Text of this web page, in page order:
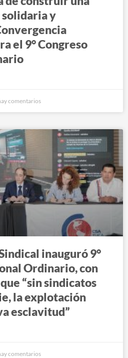
solidaria y
el 9° Congreso
comentarios
inauguró 9°
Ordinario, con
“sin sindicatos
la explotación
esclavitud”
comentarios